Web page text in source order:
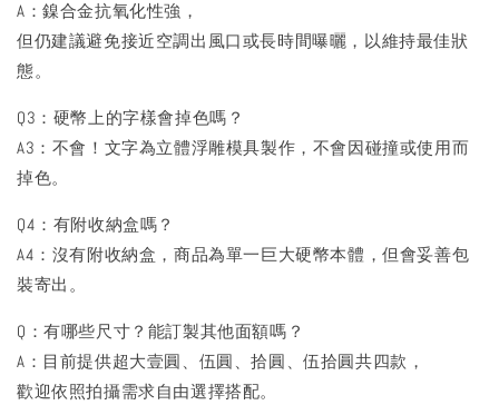
A：鎳合金抗氧化性強，
但仍建議避免接近空調出風口或長時間曝曬，以維持最佳狀
態。
Q3：硬幣上的字樣會掉色嗎？
A3：不會！文字為立體浮雕模具製作，不會因碰撞或使用而
掉色。
Q4：有附收納盒嗎？
A4：沒有附收納盒，商品為單一巨大硬幣本體，但會妥善包
裝寄出。
Q：有哪些尺寸？能訂製其他面額嗎？
A：目前提供超大壹圓、伍圓、拾圓、伍拾圓共四款，
歡迎依照拍攝需求自由選擇搭配。